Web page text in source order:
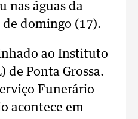
nas águas da
domingo (17).
ao Instituto
de Ponta Grossa.
Funerário
acontece em